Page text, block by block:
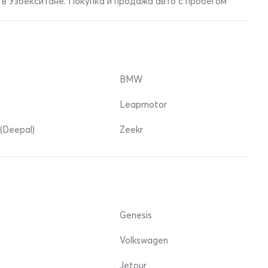
BMW
Leapmotor
Zeekr
Genesis
Volkswagen
Jetour